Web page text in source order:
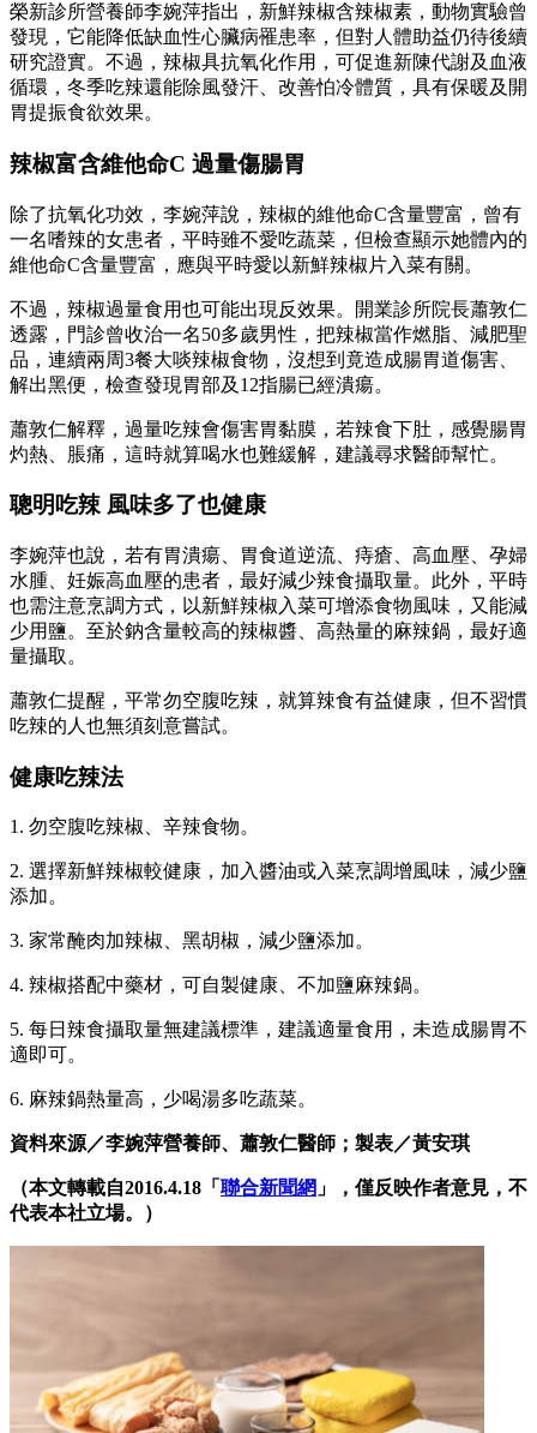
榮新診所營養師李婉萍指出，新鮮辣椒含辣椒素，動物實驗曾
發現，它能降低缺血性心臟病罹患率，但對人體助益仍待後續
研究證實。不過，辣椒具抗氧化作用，可促進新陳代謝及血液
循環，冬季吃辣還能除風發汗、改善怕冷體質，具有保暖及開
胃提振食欲效果。
辣椒富含維他命C 過量傷腸胃
除了抗氧化功效，李婉萍說，辣椒的維他命C含量豐富，曾有
一名嗜辣的女患者，平時雖不愛吃蔬菜，但檢查顯示她體內的
維他命C含量豐富，應與平時愛以新鮮辣椒片入菜有關。
不過，辣椒過量食用也可能出現反效果。開業診所院長蕭敦仁
透露，門診曾收治一名50多歲男性，把辣椒當作燃脂、減肥聖
品，連續兩周3餐大啖辣椒食物，沒想到竟造成腸胃道傷害、
解出黑便，檢查發現胃部及12指腸已經潰瘍。
蕭敦仁解釋，過量吃辣會傷害胃黏膜，若辣食下肚，感覺腸胃
灼熱、脹痛，這時就算喝水也難緩解，建議尋求醫師幫忙。
聰明吃辣 風味多了也健康
李婉萍也說，若有胃潰瘍、胃食道逆流、痔瘡、高血壓、孕婦
水腫、妊娠高血壓的患者，最好減少辣食攝取量。此外，平時
也需注意烹調方式，以新鮮辣椒入菜可增添食物風味，又能減
少用鹽。至於鈉含量較高的辣椒醬、高熱量的麻辣鍋，最好適
量攝取。
蕭敦仁提醒，平常勿空腹吃辣，就算辣食有益健康，但不習慣
吃辣的人也無須刻意嘗試。
健康吃辣法
1. 勿空腹吃辣椒、辛辣食物。
2. 選擇新鮮辣椒較健康，加入醬油或入菜烹調增風味，減少鹽
添加。
3. 家常醃肉加辣椒、黑胡椒，減少鹽添加。
4. 辣椒搭配中藥材，可自製健康、不加鹽麻辣鍋。
5. 每日辣食攝取量無建議標準，建議適量食用，未造成腸胃不
適即可。
6. 麻辣鍋熱量高，少喝湯多吃蔬菜。
資料來源／李婉萍營養師、蕭敦仁醫師；製表／黃安琪
（本文轉載自2016.4.18「 聯合新聞網 」，僅反映作者意見，不
代表本社立場。）